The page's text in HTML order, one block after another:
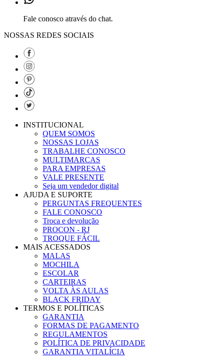
Fale conosco através do chat.
NOSSAS REDES SOCIAIS
INSTITUCIONAL
QUEM SOMOS
NOSSAS LOJAS
TRABALHE CONOSCO
MULTIMARCAS
PARA EMPRESAS
VALE PRESENTE
Seja um vendedor digital
AJUDA E SUPORTE
PERGUNTAS FREQUENTES
FALE CONOSCO
Troca e devolução
PROCON - RJ
TROQUE FÁCIL
MAIS ACESSADOS
MALAS
MOCHILA
ESCOLAR
CARTEIRAS
VOLTA ÀS AULAS
BLACK FRIDAY
TERMOS E POLÍTICAS
GARANTIA
FORMAS DE PAGAMENTO
REGULAMENTOS
POLÍTICA DE PRIVACIDADE
GARANTIA VITALÍCIA